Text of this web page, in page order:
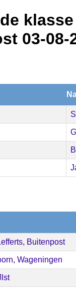
klasse
03-08-
Buitenpost
Wageningen